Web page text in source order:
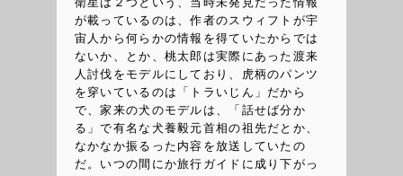
衛星は２つという、当時未発見だった情報
が載っているのは、作者のスウィフトが宇
宙人から何らかの情報を得ていたからでは
ないか、とか、桃太郎は実際にあった渡来
人討伐をモデルにしており、虎柄のパンツ
を穿いているのは「トラいじん」だから
で、家来の犬のモデルは、「話せば分か
る」で有名な犬養毅元首相の祖先だとか、
なかなか振るった内容を放送していたの
だ。いつの間にか旅行ガイドに成り下がっ